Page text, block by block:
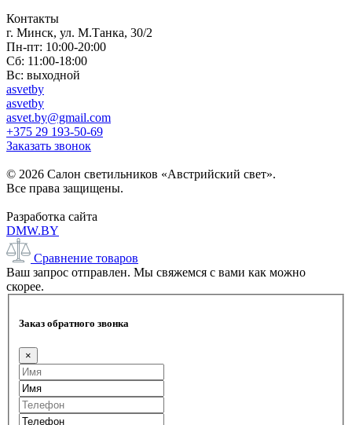
Контакты
г. Минск, ул. М.Танка, 30/2
Пн-пт: 10:00-20:00
Сб: 11:00-18:00
Вс: выходной
asvetby
asvetby
asvet.by@gmail.com
+375 29 193-50-69
Заказать звонок
© 2026 Салон светильников «Австрийский свет».
Все права защищены.
Разработка сайта
DMW.BY
Сравнение товаров
Ваш запрос отправлен. Мы свяжемся с вами как можно
скорее.
Заказ обратного звонка
×